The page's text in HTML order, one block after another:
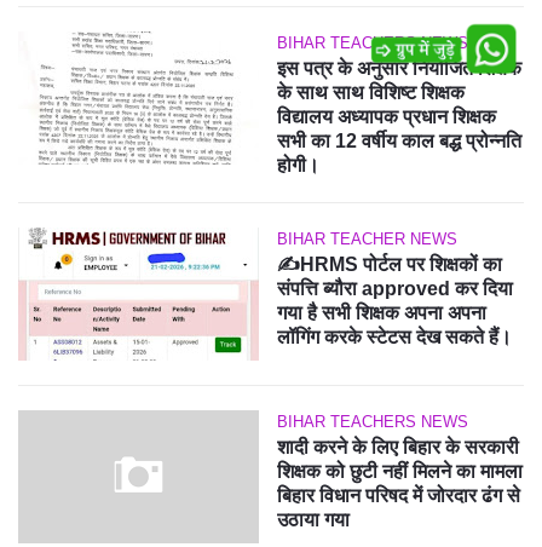
BIHAR TEACHERS NEWS
इस पत्र के अनुसार नियोजित शिक्षक
के साथ साथ विशिष्ट शिक्षक
विद्यालय अध्यापक प्रधान शिक्षक
सभी का 12 वर्षीय काल बद्ध प्रोन्नति
होगी।
BIHAR TEACHER NEWS
✍️HRMS पोर्टल पर शिक्षकों का
संपत्ति ब्यौरा approved कर दिया
गया है सभी शिक्षक अपना अपना
लॉगिंग करके स्टेटस देख सकते हैं।
BIHAR TEACHERS NEWS
शादी करने के लिए बिहार के सरकारी
शिक्षक को छुटी नहीं मिलने का मामला
बिहार विधान परिषद में जोरदार ढंग से
उठाया गया